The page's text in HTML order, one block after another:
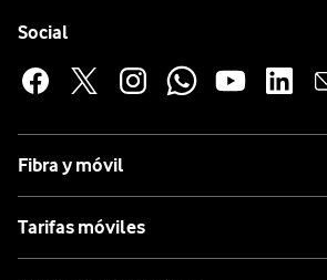
Social
Fibra y móvil
Tarifas móviles